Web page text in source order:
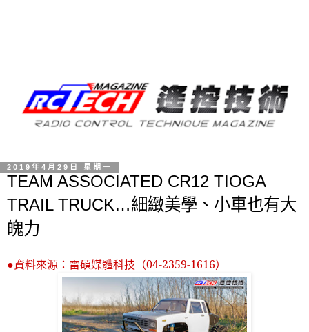
2019年4月29日 星期一
TEAM ASSOCIATED CR12 TIOGA
TRAIL TRUCK…細緻美學、小車也有大
魄力
●資料來源： 雷碩媒體科技（04-2359-1616）